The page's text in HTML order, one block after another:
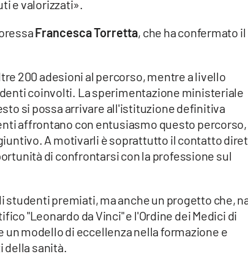
e valorizzati».
Francesca Torretta, che ha confermato il
200 adesioni al percorso, mentre a livello
coinvolti. La sperimentazione ministeriale
si possa arrivare all'istituzione definitiva
affrontano con entusiasmo questo percorso,
A motivarli è soprattutto il contatto
di confrontarsi con la professione sul
studenti premiati, ma anche un progetto che,
"Leonardo da Vinci" e l'Ordine dei Medici di
modello di eccellenza nella formazione e
sanità.